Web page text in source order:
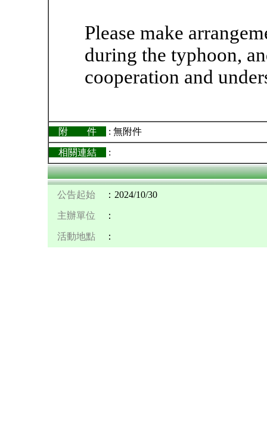
Please make
during the typhoon,
cooperation and
附 件 : 無附件
相關連結 :
公告起始 ：2024/10/30
主辦單位 ：
活動地點 ：